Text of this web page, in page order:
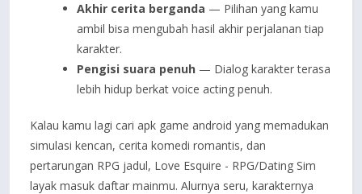
Akhir cerita berganda — Pilihan yang kamu
ambil bisa mengubah hasil akhir perjalanan tiap
karakter.
Pengisi suara penuh — Dialog karakter terasa
lebih hidup berkat voice acting penuh.
Kalau kamu lagi cari apk game android yang memadukan
simulasi kencan, cerita komedi romantis, dan
pertarungan RPG jadul, Love Esquire - RPG/Dating Sim
layak masuk daftar mainmu. Alurnya seru, karakternya